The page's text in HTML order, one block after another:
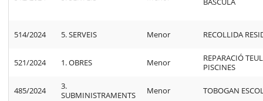
514/2024 5. SERVEIS Menor RECOLLIDA
521/2024 1. OBRES Menor
REPARACIÓ
PISCINES
485/2024
3.
SUBMINISTRAMENTS
Menor TOBOGAN